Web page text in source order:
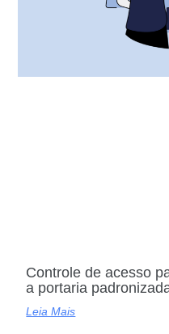
Controle de acesso
a portaria
Leia Mais